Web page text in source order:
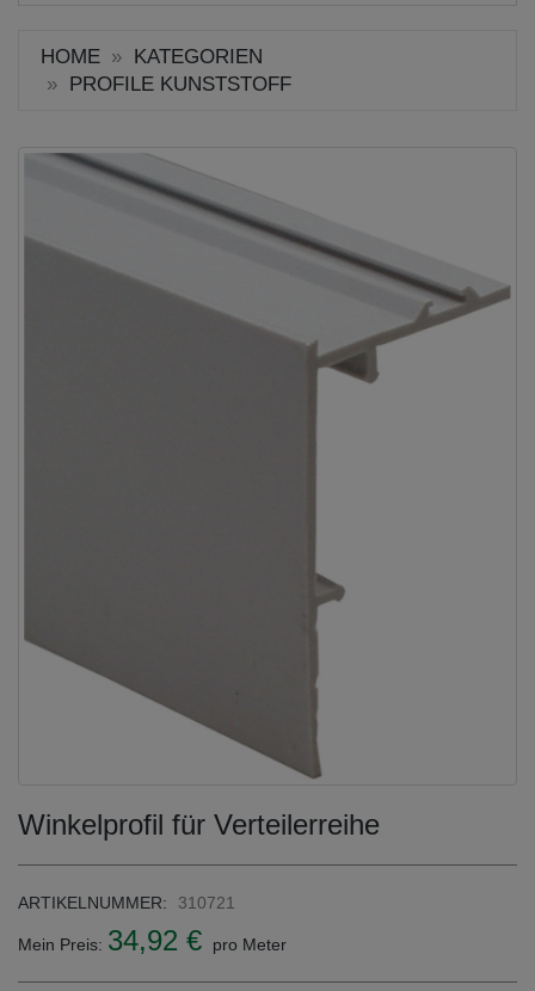
HOME
KATEGORIEN
PROFILE KUNSTSTOFF
Winkelprofil für Verteilerreihe
ARTIKELNUMMER: 310721
Mein Preis: 34,92 € pro Meter